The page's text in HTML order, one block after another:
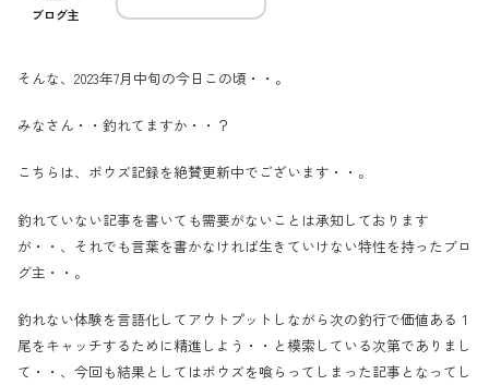
ブログ主
そんな、2023年7月中旬の今日この頃・・。
みなさん・・釣れてますか・・？
こちらは、ボウズ記録を絶賛更新中でございます・・。
釣れていない記事を書いても需要がないことは承知しております
が・・、それでも言葉を書かなければ生きていけない特性を持ったブロ
グ主・・。
釣れない体験を言語化してアウトプットしながら次の釣行で価値ある１
尾をキャッチするために精進しよう・・と模索している次第でありまし
て・・、今回も結果としてはボウズを喰らってしまった記事となってし